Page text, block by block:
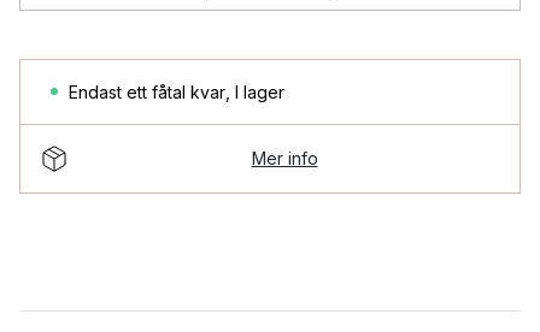
Endast ett fåtal kvar I lager
Mer info